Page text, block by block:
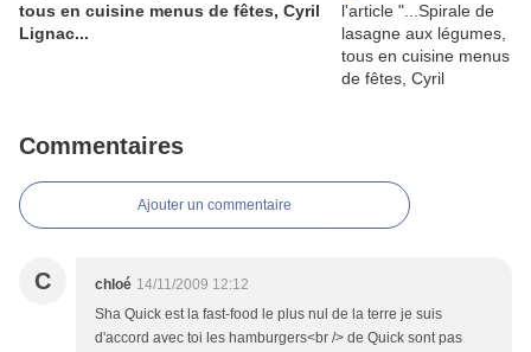
tous en cuisine menus de fêtes, Cyril
Lignac...
Commentaires
Ajouter un commentaire
C chloé 14/11/2009 12:12
Sha Quick est la fast-food le plus nul de la terre je suis
d'accord avec toi les hamburgers<br /> de Quick sont pas